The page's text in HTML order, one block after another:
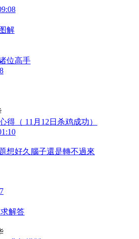
解
位高手
得（ 11月12日杀鸡成功）
想好久腦子還是轉不過來
解答